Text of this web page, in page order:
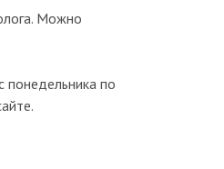
Можно
по